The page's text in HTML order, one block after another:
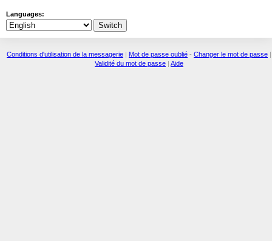
Languages:
Conditions d'utilisation de la messagerie | Mot de passe oublié - Changer le mot de passe |
Validité du mot de passe | Aide